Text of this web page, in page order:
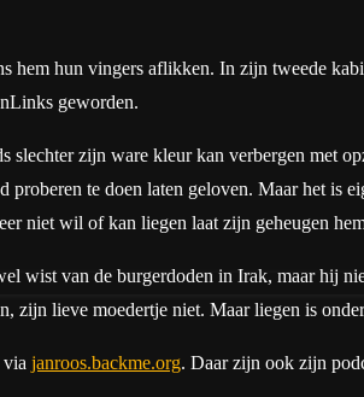
hem hun vingers aflikken. In zijn tweede
geworden.
slechter zijn ware kleur kan verbergen
proberen te doen laten geloven. Maar het is
niet wil of kan liegen laat zijn geheugen
wist van de burgerdoden in Irak, maar hij
zijn lieve moedertje niet. Maar liegen is
via janroos.backme.org. Daar zijn ook zijn